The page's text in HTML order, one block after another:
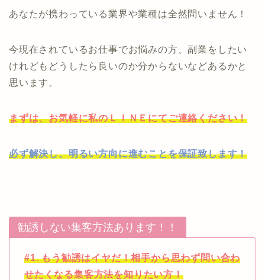
あなたが携わっている業界や業種は全然問いません！
今現在されているお仕事でお悩みの方、副業をしたい
けれどもどうしたら良いのか分からないなどあるかと
思います。
まずは、お気軽に私のＬＩＮＥにてご連絡ください！
必ず解決し、明るい方向に進むことを保証致します！
勧誘しない集客方法あります！！
#1. もう勧誘はイヤだ！相手から思わず問い合わ
せたくなる集客方法を知りたい方！